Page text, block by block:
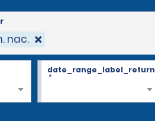
nac.
date_range_label_return
*